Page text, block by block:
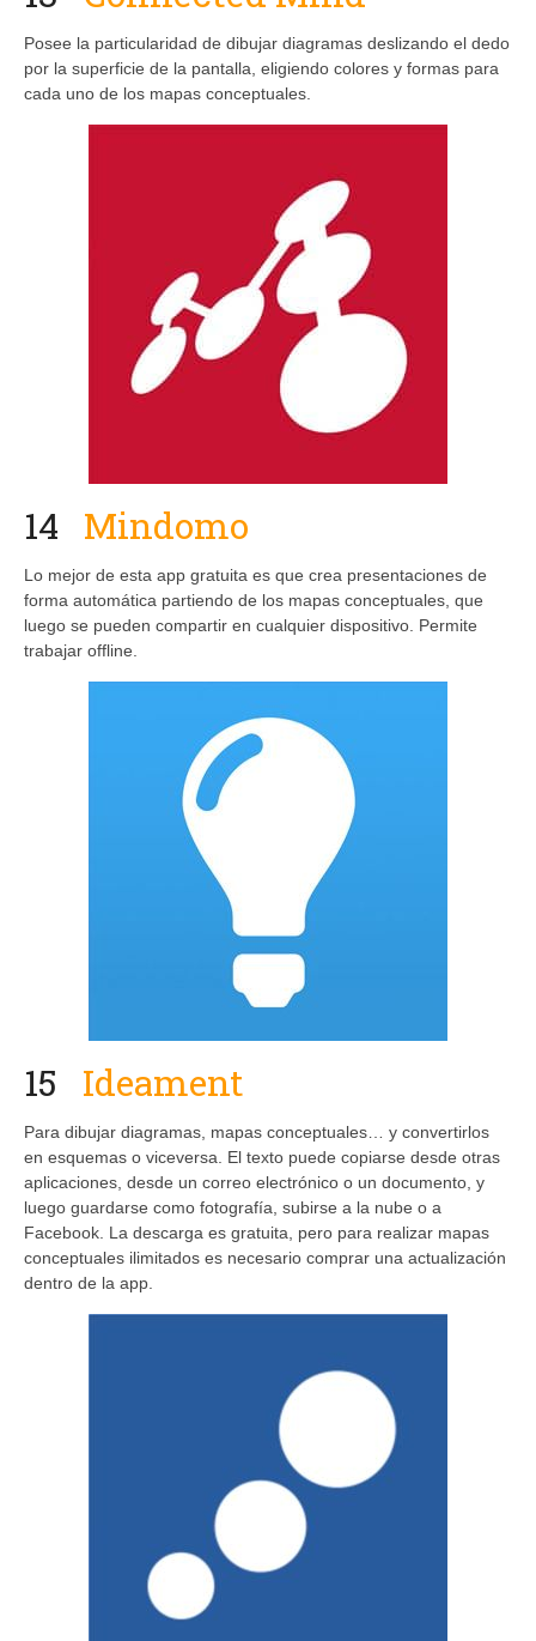
Posee la particularidad de dibujar diagramas deslizando el dedo
por la superficie de la pantalla, eligiendo colores y formas para
cada uno de los mapas conceptuales.
14 Mindomo
Lo mejor de esta app gratuita es que crea presentaciones de
forma automática partiendo de los mapas conceptuales, que
luego se pueden compartir en cualquier dispositivo. Permite
trabajar offline.
15 Ideament
Para dibujar diagramas, mapas conceptuales… y convertirlos
en esquemas o viceversa. El texto puede copiarse desde otras
aplicaciones, desde un correo electrónico o un documento, y
luego guardarse como fotografía, subirse a la nube o a
Facebook. La descarga es gratuita, pero para realizar mapas
conceptuales ilimitados es necesario comprar una actualización
dentro de la app.